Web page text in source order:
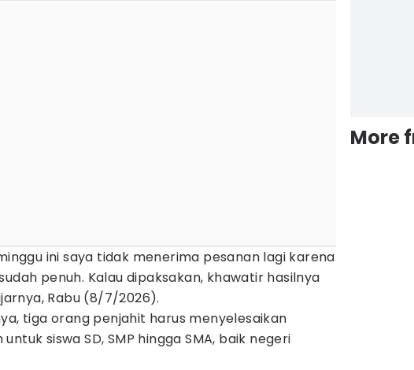
ini saya tidak menerima pesanan lagi karena
penuh. Kalau dipaksakan, khawatir hasilnya
Rabu (8/7/2026).
tiga orang penjahit harus menyelesaikan
siswa SD, SMP hingga SMA, baik negeri
More